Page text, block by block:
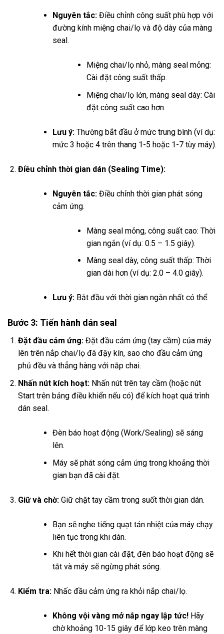
Nguyên tắc:Điều chỉnh công suất phù hợp với
đường kính miệng chai/lọ và độ dày của màng
seal.
Miệng chai/lọ nhỏ, màng seal mỏng:
Cài đặt công suất thấp.
Miệng chai/lọ lớn, màng seal dày: Cài
đặt công suất cao hơn.
Lưu ý:Thường bắt đầu ở mức trung bình (ví dụ:
mức 3 hoặc 4 trên thang 1-5 hoặc 1-7 tùy máy).
Điều chỉnh thời gian dán (Sealing Time):
Nguyên tắc:Điều chỉnh thời gian phát sóng
cảm ứng.
Màng seal mỏng, công suất cao: Thời
gian ngắn (ví dụ: 0.5 – 1.5 giây).
Màng seal dày, công suất thấp: Thời
gian dài hơn (ví dụ: 2.0 – 4.0 giây).
Lưu ý:Bắt đầu với thời gian ngắn nhất có thể.
Bước 3: Tiến hành dán seal
Đặt đầu cảm ứng:Đặt đầu cảm ứng (tay cầm) của máy
lên trên nắp chai/lọ đã đậy kín, sao cho đầu cảm ứng
phủ đều và thẳng hàng với nắp chai.
Nhấn nút kích hoạt:Nhấn nút trên tay cầm (hoặc nút
Start trên bảng điều khiển nếu có) để kích hoạt quá trình
dán seal.
Đèn báo hoạt động (Work/Sealing) sẽ sáng
lên.
Máy sẽ phát sóng cảm ứng trong khoảng thời
gian bạn đã cài đặt.
Giữ và chờ:Giữ chặt tay cầm trong suốt thời gian dán.
Bạn sẽ nghe tiếng quạt tản nhiệt của máy chạy
liên tục trong khi dán.
Khi hết thời gian cài đặt, đèn báo hoạt động sẽ
tắt và máy sẽ ngừng phát sóng.
Kiểm tra:Nhấc đầu cảm ứng ra khỏi nắp chai/lọ.
Không vội vàng mở nắp ngay lập tức!Hãy
chờ khoảng 10-15 giây để lớp keo trên màng